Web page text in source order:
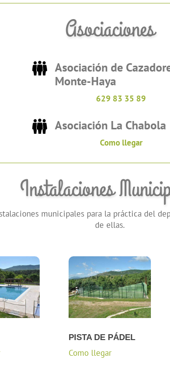
Asociaciones
Asociación de
Monte-Haya
629 83 35 89
Asociación La Chabola
Como llegar
Instalaciones
municipales para la práctica del
de ellas.
PISTA DE PÁDEL
Como llegar